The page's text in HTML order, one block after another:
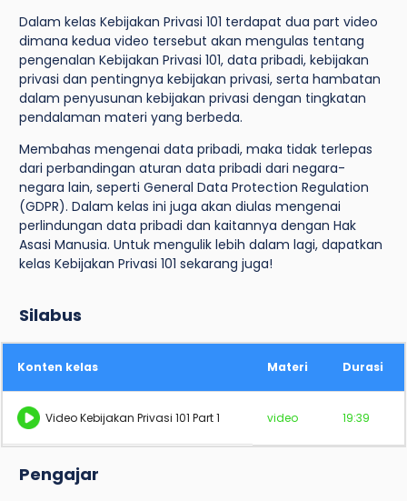
Dalam kelas Kebijakan Privasi 101 terdapat dua part video
dimana kedua video tersebut akan mengulas tentang
pengenalan Kebijakan Privasi 101, data pribadi, kebijakan
privasi dan pentingnya kebijakan privasi, serta hambatan
dalam penyusunan kebijakan privasi dengan tingkatan
pendalaman materi yang berbeda.
Membahas mengenai data pribadi, maka tidak terlepas
dari perbandingan aturan data pribadi dari negara-
negara lain, seperti General Data Protection Regulation
(GDPR). Dalam kelas ini juga akan diulas mengenai
perlindungan data pribadi dan kaitannya dengan Hak
Asasi Manusia. Untuk mengulik lebih dalam lagi, dapatkan
kelas Kebijakan Privasi 101 sekarang juga!
Silabus
Konten kelas Materi Durasi
Video Kebijakan Privasi 101 Part 1 video 19:39
Pengajar